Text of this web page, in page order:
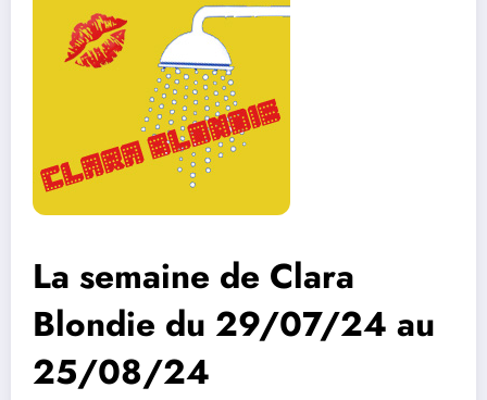
La semaine de Clara
Blondie du 29/07/24 au
25/08/24